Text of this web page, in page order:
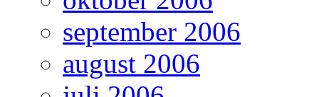
september 2006
august 2006